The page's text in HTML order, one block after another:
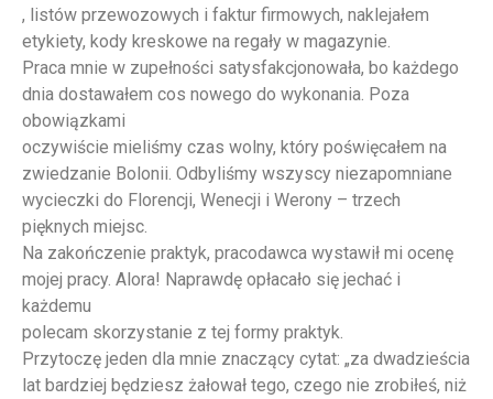
, listów przewozowych i faktur firmowych, naklejałem
etykiety, kody kreskowe na regały w magazynie.
Praca mnie w zupełności satysfakcjonowała, bo każdego
dnia dostawałem cos nowego do wykonania. Poza
obowiązkami
oczywiście mieliśmy czas wolny, który poświęcałem na
zwiedzanie Bolonii. Odbyliśmy wszyscy niezapomniane
wycieczki do Florencji, Wenecji i Werony – trzech
pięknych miejsc.
Na zakończenie praktyk, pracodawca wystawił mi ocenę
mojej pracy. Alora! Naprawdę opłacało się jechać i
każdemu
polecam skorzystanie z tej formy praktyk.
Przytoczę jeden dla mnie znaczący cytat: „za dwadzieścia
lat bardziej będziesz żałował tego, czego nie zrobiłeś, niż